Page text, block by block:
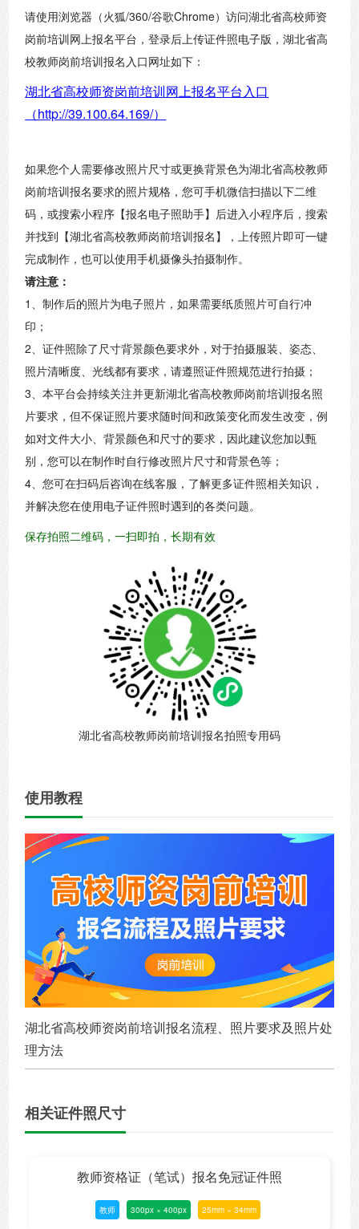
请使用浏览器（火狐/360/谷歌Chrome）访问湖北省高校师资
岗前培训网上报名平台，登录后上传证件照电子版，湖北省高
校教师岗前培训报名入口网址如下：
湖北省高校师资岗前培训网上报名平台入口
（http://39.100.64.169/）
如果您个人需要修改照片尺寸或更换背景色为湖北省高校教师
岗前培训报名要求的照片规格，您可手机微信扫描以下二维
码，或搜索小程序【报名电子照助手】后进入小程序后，搜索
并找到【湖北省高校教师岗前培训报名】，上传照片即可一键
完成制作，也可以使用手机摄像头拍摄制作。
请注意：
1、制作后的照片为电子照片，如果需要纸质照片可自行冲
印；
2、证件照除了尺寸背景颜色要求外，对于拍摄服装、姿态、
照片清晰度、光线都有要求，请遵照证件照规范进行拍摄；
3、本平台会持续关注并更新湖北省高校教师岗前培训报名照
片要求，但不保证照片要求随时间和政策变化而发生改变，例
如对文件大小、背景颜色和尺寸的要求，因此建议您加以甄
别，您可以在制作时自行修改照片尺寸和背景色等；
4、您可在扫码后咨询在线客服，了解更多证件照相关知识，
并解决您在使用电子证件照时遇到的各类问题。
保存拍照二维码，一扫即拍，长期有效
湖北省高校教师岗前培训报名拍照专用码
使用教程
湖北省高校师资岗前培训报名流程、照片要求及照片处
理方法
相关证件照尺寸
教师资格证（笔试）报名免冠证件照
教师 300px × 400px 25mm × 34mm